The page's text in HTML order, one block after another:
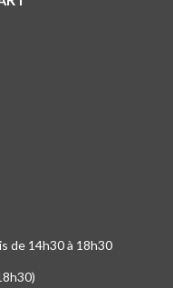
de 14h30 à 18h30